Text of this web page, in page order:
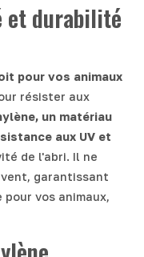
et durabilité
pour vos animaux
résister aux
un matériau
aux UV et
de l'abri. Il ne
garantissant
vos animaux,